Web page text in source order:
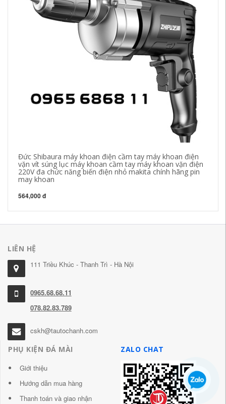
Đức Shibaura máy khoan điện cầm tay máy khoan điện
vặn vít súng lục máy khoan cầm tay máy khoan vặn điện
220V đa chức năng biến điện nhỏ makita chính hãng pin
may khoan
564,000 đ
LIÊN HỆ
111 Triều Khúc - Thanh Trì - Hà Nội
0965.68.68.11
078.82.83.789
cskh@tautochanh.com
PHỤ KIỆN ĐÁ MÀI
Giới thiệu
Hướng dẫn mua hàng
Thanh toán và giao nhận
ZALO CHAT